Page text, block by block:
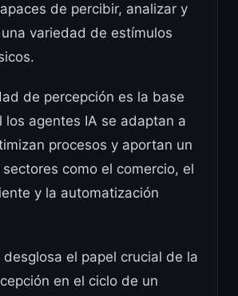
de percibir, analizar y
variedad de estímulos
de percepción es la base
los agentes IA se adaptan a
procesos y aportan un
como el comercio, el
y la automatización
el papel crucial de la
en el ciclo de un